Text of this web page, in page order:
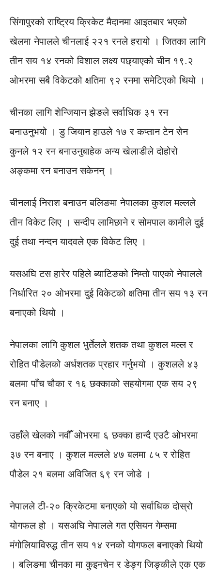
सिंगापुरको राष्ट्रिय क्रिकेट मैदानमा आइतबार भएको
खेलमा नेपालले चीनलाई २२१ रनले हरायो । जितका लागि
तीन सय १४ रनको विशाल लक्ष्य पछ्याएको चीन १९.२
ओभरमा सबै विकेटको क्षतिमा ९२ रनमा समेटिएको थियो ।
चीनका लागि शेन्जियान झेङले सर्वाधिक ३१ रन
बनाउनुभयो । डु जियान हाउले १७ र कप्तान टेन सेन
कुनले १२ रन बनाउनुबाहेक अन्य खेलाडीले दोहोरो
अङ्कमा रन बनाउन सकेनन् ।
चीनलाई निराश बनाउन बलिङमा नेपालका कुशल मल्लले
तीन विकेट लिए । सन्दीप लामिछाने र सोमपाल कामीले दुई
दुई तथा नन्दन यादवले एक विकेट लिए ।
यसअघि टस हारेर पहिले ब्याटिङको निम्तो पाएको नेपालले
निर्धारित २० ओभरमा दुई विकेटको क्षतिमा तीन सय १३ रन
बनाएको थियो ।
नेपालका लागि कुशल भुर्तेलले शतक तथा कुशल मल्ल र
रोहित पौडेलको अर्धशतक प्रहार गर्नुभयो । कुशलले ४३
बलमा पाँच चौका र १६ छक्काको सहयोगमा एक सय २९
रन बनाए ।
उहाँले खेलको नवौँ ओभरमा ६ छक्का हान्दै एउटै ओभरमा
३७ रन बनाए । कुशल मल्लले ४७ बलमा ८५ र रोहित
पौडेल २१ बलमा अविजित ६९ रन जोडे ।
नेपालले टी-२० क्रिकेटमा बनाएको यो सर्वाधिक दोस्रो
योगफल हो । यसअघि नेपालले गत एसियन गेम्समा
मंगोलियाविरुद्ध तीन सय १४ रनको योगफल बनाएको थियो
। बलिङमा चीनका मा कुइनचेन र डेङ्ग जिङ्कीले एक एक